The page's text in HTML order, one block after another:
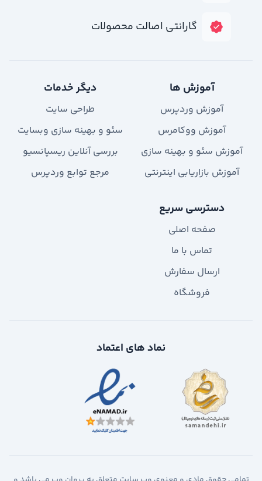
گارانتی اصالت محصولات
آموزش ها
آموزش وردپرس
آموزش ووکامرس
آموزش سئو و بهینه سازی
آموزش بازاریابی اینترنتی
دیگر خدمات
طراحی سایت
سئو و بهینه سازی وبسایت
بررسی آنلاین ریسپانسیو
مرجع توابع وردپرس
دسترسی سریع
صفحه اصلی
تماس با ما
ارسال سفارش
فروشگاه
نماد های اعتماد